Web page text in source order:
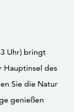
Uhr) bringt
Hauptinsel des
Sie die Natur
genießen